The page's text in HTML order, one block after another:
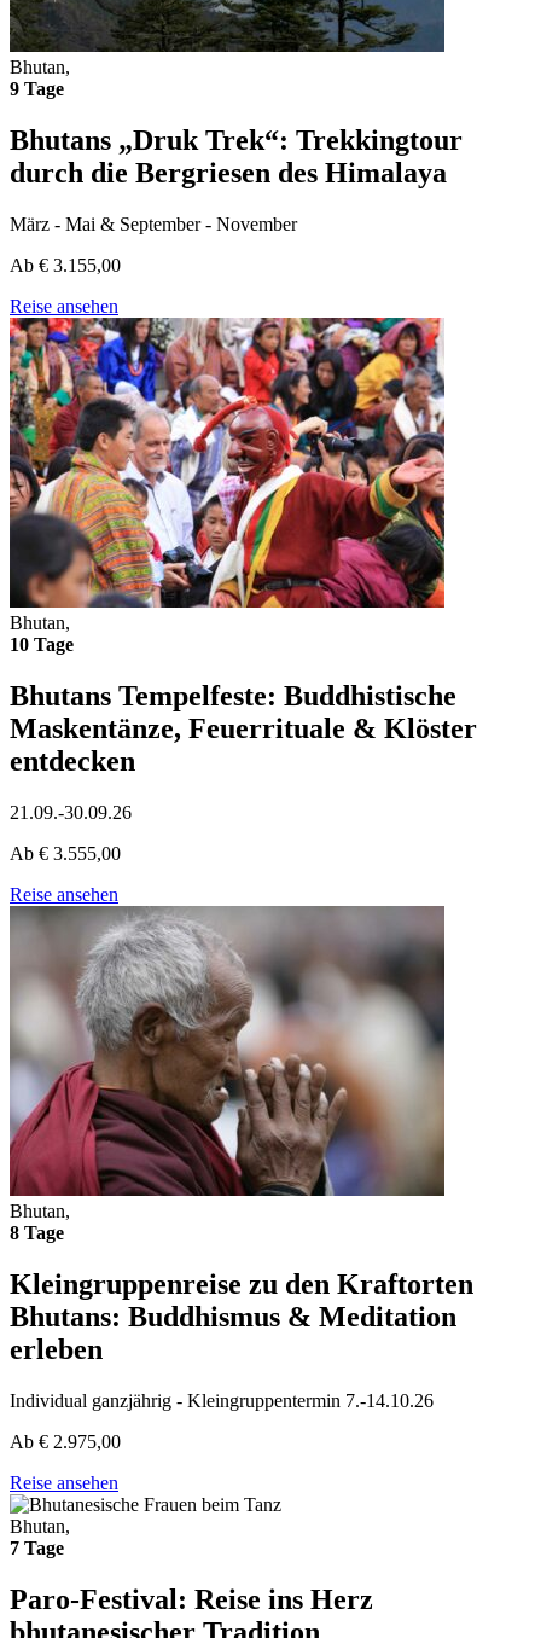
Bhutan,
9 Tage
Bhutans „Druk Trek“: Trekkingtour
durch die Bergriesen des Himalaya
März - Mai & September - November
Ab € 3.155,00
Reise ansehen
Bhutan,
10 Tage
Bhutans Tempelfeste: Buddhistische
Maskentänze, Feuerrituale & Klöster
entdecken
21.09.-30.09.26
Ab € 3.555,00
Reise ansehen
Bhutan,
8 Tage
Kleingruppenreise zu den Kraftorten
Bhutans: Buddhismus & Meditation
erleben
Individual ganzjährig - Kleingruppentermin 7.-14.10.26
Ab € 2.975,00
Reise ansehen
Bhutan,
7 Tage
Paro-Festival: Reise ins Herz
bhutanesischer Tradition